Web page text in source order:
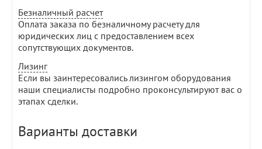
Безналичный расчет
Оплата заказа по безналичному расчету для
юридических лиц с предоставлением всех
сопутствующих документов.
Лизинг
Если вы заинтересовались лизингом оборудования
наши специалисты подробно проконсультируют вас о
этапах сделки.
Варианты доставки